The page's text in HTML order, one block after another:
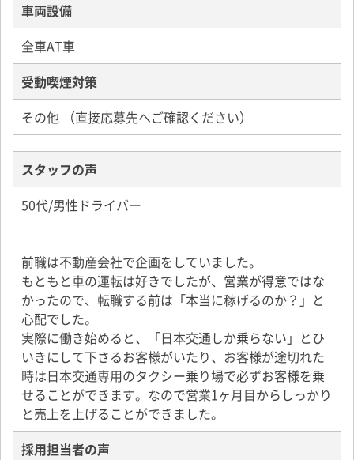
車両設備
全車AT車
受動喫煙対策
その他 （直接応募先へご確認ください）
スタッフの声
50代/男性ドライバー
前職は不動産会社で企画をしていました。
もともと車の運転は好きでしたが、営業が得意ではな
かったので、転職する前は「本当に稼げるのか？」と
心配でした。
実際に働き始めると、「日本交通しか乗らない」とひ
いきにして下さるお客様がいたり、お客様が途切れた
時は日本交通専用のタクシー乗り場で必ずお客様を乗
せることができます。なので営業1ヶ月目からしっかり
と売上を上げることができました。
採用担当者の声